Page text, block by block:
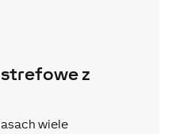
z
wiele